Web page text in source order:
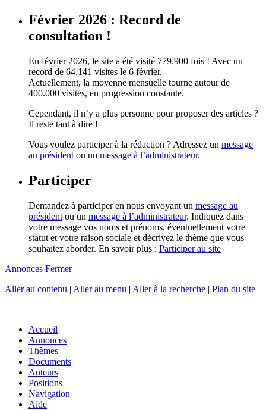
Février 2026 : Record de
consultation !
En février 2026, le site a été visité 779.900 fois ! Avec un
record de 64.141 visites le 6 février.
Actuellement, la moyenne mensuelle tourne autour de
400.000 visites, en progression constante.
Cependant, il n’y a plus personne pour proposer des articles ?
Il reste tant à dire !
Vous voulez participer à la rédaction ? Adressez un message
au président ou un message à l’administrateur.
Participer
Demandez à participer en nous envoyant un message au
président ou un message à l’administrateur. Indiquez dans
votre message vos noms et prénoms, éventuellement votre
statut et votre raison sociale et décrivez le thème que vous
souhaitez aborder. En savoir plus : Participer au site
Annonces Fermer
Aller au contenu | Aller au menu | Aller à la recherche | Plan du site
Accueil
Annonces
Thèmes
Documents
Auteurs
Positions
Navigation
Aide